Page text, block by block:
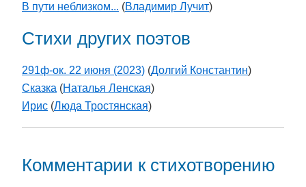
В пути неблизком... (Владимир Лучит)
Стихи других поэтов
291ф-ок. 22 июня (2023) (Долгий Константин)
Сказка (Наталья Ленская)
Ирис (Люда Тростянская)
Комментарии к стихотворению